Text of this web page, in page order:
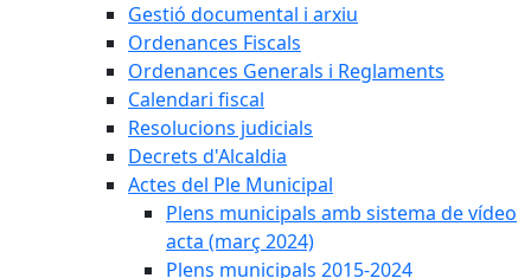
Gestió documental i arxiu
Ordenances Fiscals
Ordenances Generals i Reglaments
Calendari fiscal
Resolucions judicials
Decrets d'Alcaldia
Actes del Ple Municipal
Plens municipals amb sistema de vídeo
acta (març 2024)
Plens municipals 2015-2024